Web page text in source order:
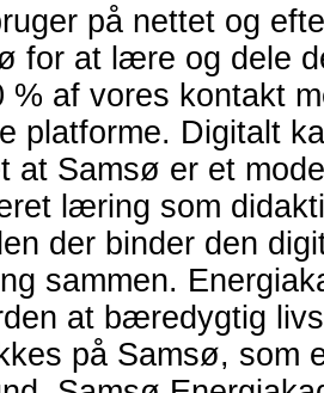
på nettet og
for at lære og dele
% af vores kontakt
platforme. Digitalt
at Samsø er et
læring som
der binder den
sammen.
at bæredygtig
på Samsø, som